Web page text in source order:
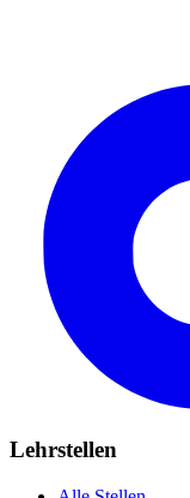
Lehrstellen